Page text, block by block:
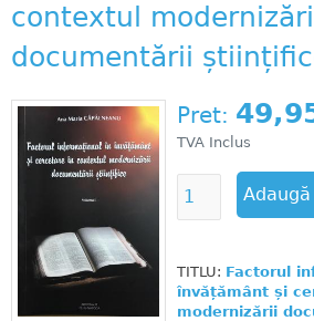
contextul
documentării
Pret:
TVA Inclus
TITLU: Factorul
învățământ și
modernizării